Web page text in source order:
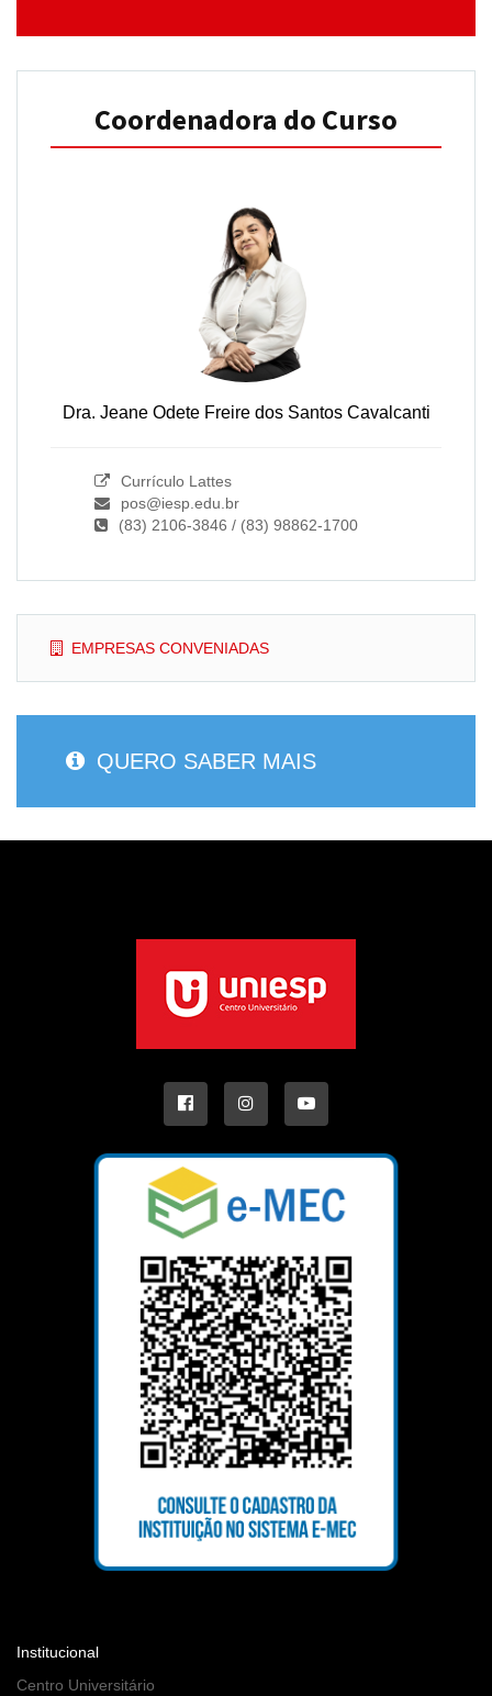
Coordenadora do Curso
Dra. Jeane Odete Freire dos Santos Cavalcanti
Currículo Lattes
pos@iesp.edu.br
(83) 2106-3846 / (83) 98862-1700
EMPRESAS CONVENIADAS
QUERO SABER MAIS
Institucional
Centro Universitário